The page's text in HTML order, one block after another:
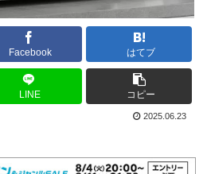
Facebook はてブ
LINE コピー
2025.06.23